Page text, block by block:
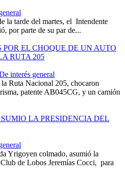
la tarde del martes, el Intendente
por parte de su par de...
POR EL CHOQUE DE UN AUTO
RUTA 205
interés general
Ruta Nacional 205, chocaron
patente AB045CG, y un camión
LA PRESIDENCIA DEL
Yrigoyen colmado, asumió la
de Lobos Jeremías Cocci, para